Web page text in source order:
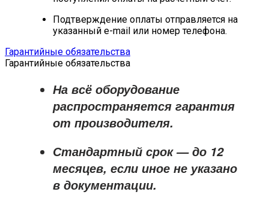
Подтверждение оплаты отправляется на
указанный e-mail или номер телефона.
Гарантийные обязательства
Гарантийные обязательства
На всё оборудование
распространяется гарантия
от производителя.
Стандартный срок — до 12
месяцев, если иное не указано
в документации.